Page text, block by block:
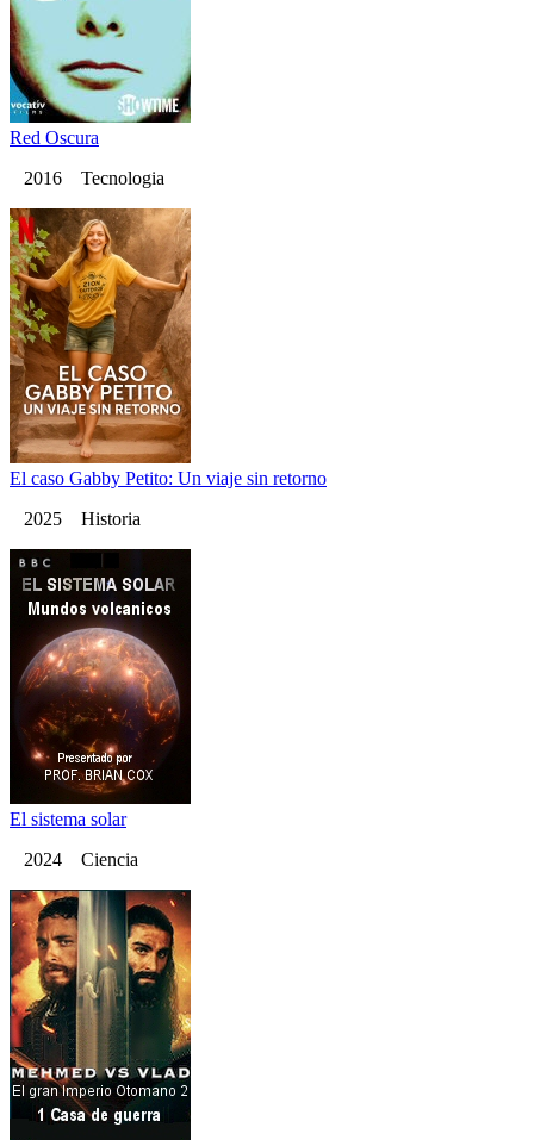
Red Oscura
2016 Tecnologia
El caso Gabby Petito: Un viaje sin retorno
2025 Historia
El sistema solar
2024 Ciencia